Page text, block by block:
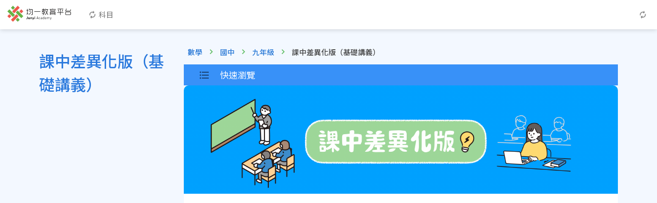
科目
課中差異化版（基
礎講義）
數學 國中 九年級 課中差異化版（基礎講義）
快速瀏覽